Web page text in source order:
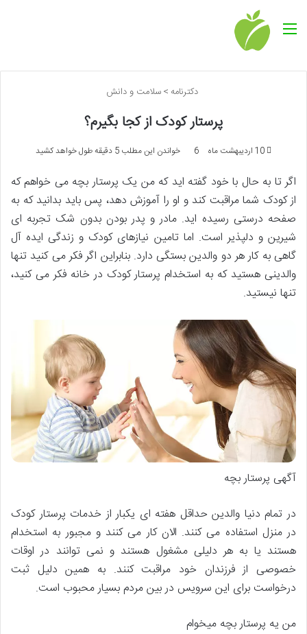
منو
دکترنامه >سلامت و دانش
پرستار کودک از کجا بگیرم؟
10 اردیبهشت ماه 6 خواندن این مطلب 5 دقیقه طول خواهد کشید
اگر تا به حال با خود گفته اید که من یک پرستار بچه می خواهم که
از کودک شما مراقبت کند و او را آموزش دهد، پس باید بدانید که به
صفحه درستی رسیده اید. مادر و پدر بودن بدون شک تجربه ای
شیرین و دلپذیر است. اما تامین نیازهای کودک و زندگی ایده آل
گاهی به کار هر دو والدین بستگی دارد. بنابراین اگر فکر می کنید تنها
والدینی هستید که به استخدام پرستار کودک در خانه فکر می کنید،
تنها نیستید.
آگهی پرستار بچه
در تمام دنیا والدین حداقل هفته ای یکبار از خدمات پرستار کودک
در منزل استفاده می کنند. الان کار می کنند و مجبور به استخدام
هستند یا به هر دلیلی مشغول هستند و نمی توانند در اوقات
خصوصی از فرزندان خود مراقبت کنند. به همین دلیل ثبت
درخواست برای این سرویس در بین مردم بسیار محبوب است.
من یه پرستار بچه میخوام